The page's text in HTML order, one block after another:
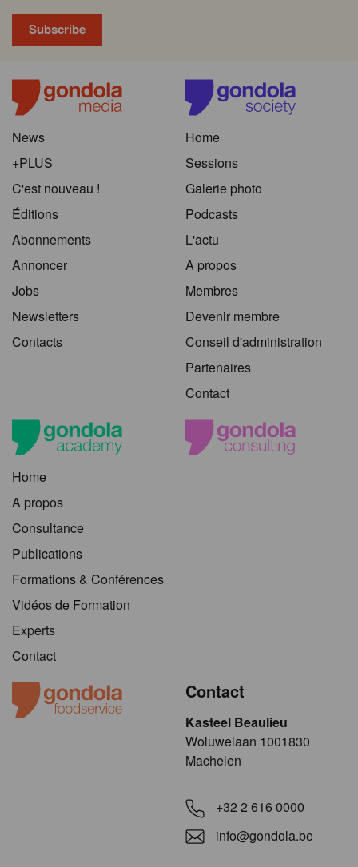
News
+PLUS
C'est nouveau !
Éditions
Abonnements
Annoncer
Jobs
Newsletters
Contacts
Home
Sessions
Galerie photo
Podcasts
L'actu
A propos
Membres
Devenir membre
Conseil d'administration
Partenaires
Contact
Home
A propos
Consultance
Publications
Formations & Conférences
Vidéos de Formation
Experts
Contact
Contact
Kasteel Beaulieu
​​​Woluwelaan 1001830
Machelen
+32 2 616 0000
info@gondola.be